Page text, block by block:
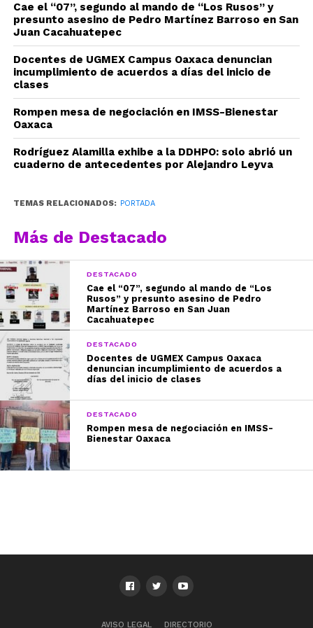
Cae el “07”, segundo al mando de “Los Rusos” y
presunto asesino de Pedro Martínez Barroso en San
Juan Cacahuatepec
Docentes de UGMEX Campus Oaxaca denuncian
incumplimiento de acuerdos a días del inicio de
clases
Rompen mesa de negociación en IMSS-Bienestar
Oaxaca
Rodríguez Alamilla exhibe a la DDHPO: solo abrió un
cuaderno de antecedentes por Alejandro Leyva
TEMAS RELACIONADOS: PORTADA
Más de Destacado
DESTACADO
Cae el “07”, segundo al mando de “Los
Rusos” y presunto asesino de Pedro
Martínez Barroso en San Juan
Cacahuatepec
DESTACADO
Docentes de UGMEX Campus Oaxaca
denuncian incumplimiento de acuerdos a
días del inicio de clases
DESTACADO
Rompen mesa de negociación en IMSS-
Bienestar Oaxaca
AVISO LEGAL DIRECTORIO